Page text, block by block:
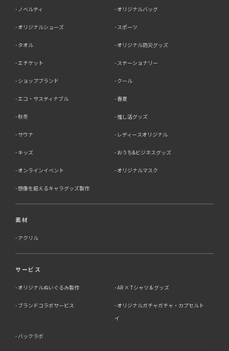
ノベルティ オリジナルバッグ
オリジナルシューズ スポーツ
タオル オリジナル防災グッズ
エチケット ステーショナリー
ショップブランド クール
エコ・サスティナブル 春夏
秋冬 推し活グッズ
サウナ レディースオリジナル
キッズ おうち&ビジネスグッズ
オンラインイベント オリジナルマスク
想像を超えるキャラグッズ製作
素材
アクリル
サービス
オリジナルぬいぐるみ製作 AR × Tシャツ & グッズ
ブランドコラボサービス
オリジナルガチャガチャ・カプセルト
イ
バックラボ